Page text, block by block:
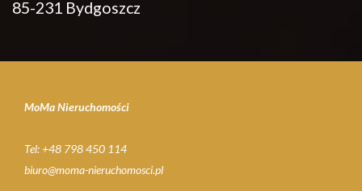
85-231 Bydgoszcz
MoMa Nieruchomości
Tel: +48 798 450 114
biuro@moma-nieruchomosci.pl